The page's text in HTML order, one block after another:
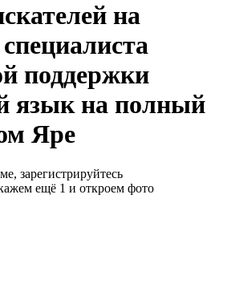
на
поддержки
язык на полный
Яре
зарегистрируйтесь
ещё 1 и откроем фото